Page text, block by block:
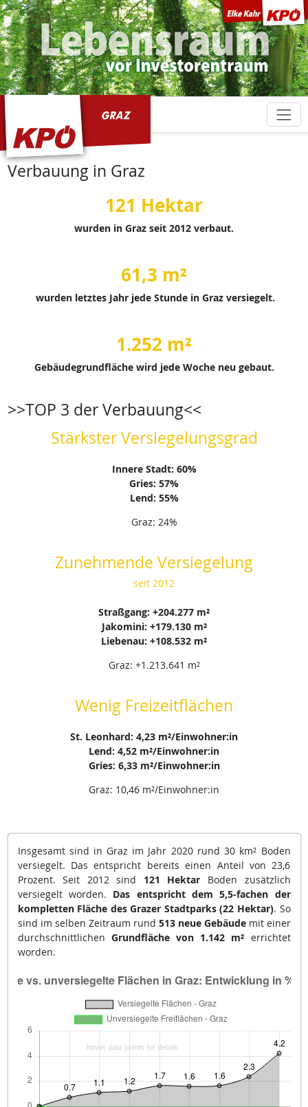
Verbauung in Graz
121 Hektar
wurden in Graz seit 2012 verbaut.
61,3 m²
wurden letztes Jahr jede Stunde in Graz versiegelt.
1.252 m²
Gebäudegrundfläche wird jede Woche neu gebaut.
>>TOP 3 der Verbauung<<
Stärkster Versiegelungsgrad
Innere Stadt: 60%
Gries: 57%
Lend: 55%
Graz: 24%
Zunehmende Versiegelung
seit 2012
Straßgang: +204.277 m²
Jakomini: +179.130 m²
Liebenau: +108.532 m²
Graz: +1.213.641 m²
Wenig Freizeitflächen
St. Leonhard: 4,23 m²/Einwohner:in
Lend: 4,52 m²/Einwohner:in
Gries: 6,33 m²/Einwohner:in
Graz: 10,46 m²/Einwohner:in
Insgesamt sind in Graz im Jahr 2020 rund 30 km² Boden
versiegelt. Das entspricht bereits einen Anteil von 23,6
Prozent. Seit 2012 sind 121 Hektar Boden zusätzlich
versiegelt worden. Das entspricht dem 5,5-fachen der
kompletten Fläche des Grazer Stadtparks (22 Hektar). So
sind im selben Zeitraum rund 513 neue Gebäudemit einer
durchschnittlichen Grundfläche von 1.142 m² errichtet
worden.